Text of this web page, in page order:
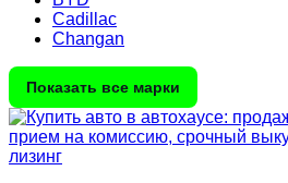
Cadillac
Changan
Показать все марки